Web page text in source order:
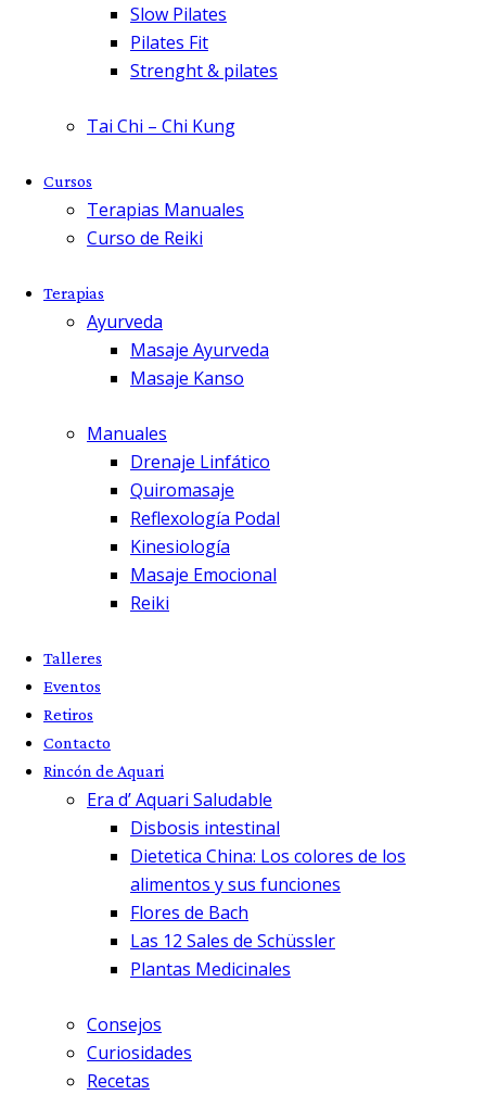
Slow Pilates
Pilates Fit
Strenght & pilates
Tai Chi – Chi Kung
Cursos
Terapias Manuales
Curso de Reiki
Terapias
Ayurveda
Masaje Ayurveda
Masaje Kanso
Manuales
Drenaje Linfático
Quiromasaje
Reflexología Podal
Kinesiología
Masaje Emocional
Reiki
Talleres
Eventos
Retiros
Contacto
Rincón de Aquari
Era d’ Aquari Saludable
Disbosis intestinal
Dietetica China: Los colores de los
alimentos y sus funciones
Flores de Bach
Las 12 Sales de Schüssler
Plantas Medicinales
Consejos
Curiosidades
Recetas